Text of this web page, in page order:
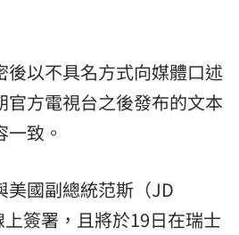
後以不具名方式向媒體口述
官方電視台之後發布的文本
致。
美國副總統范斯（JD
簽署，且將於19日在瑞士